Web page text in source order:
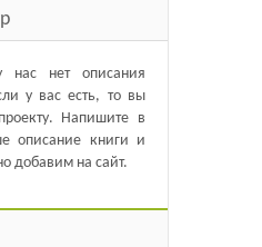
нет описания
у вас есть, то вы
Напишите в
описание книги и
добавим на сайт.